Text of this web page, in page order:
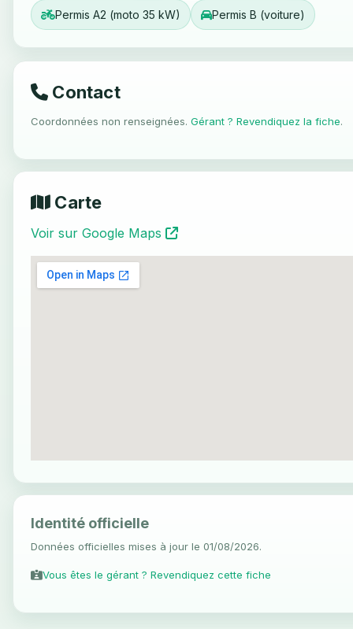
Permis A2 (moto 35 kW) Permis B (voiture)
Contact
Coordonnées non renseignées. Gérant ? Revendiquez la fiche.
Carte
Voir sur Google Maps
Identité officielle
Données officielles mises à jour le 01/08/2026.
Vous êtes le gérant ? Revendiquez cette fiche